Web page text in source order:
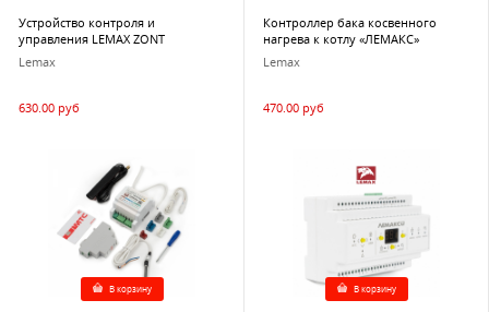
Устройство контроля и
управления LEMAX ZONT
Lemax
630.00 руб
В корзину
Контроллер бака косвенного
нагрева к котлу «ЛЕМАКС»
Lemax
470.00 руб
В корзину